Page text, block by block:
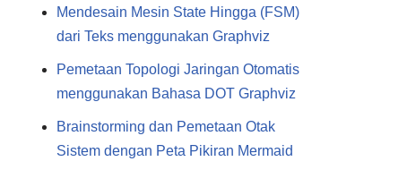
Mendesain Mesin State Hingga (FSM)
dari Teks menggunakan Graphviz
Pemetaan Topologi Jaringan Otomatis
menggunakan Bahasa DOT Graphviz
Brainstorming dan Pemetaan Otak
Sistem dengan Peta Pikiran Mermaid